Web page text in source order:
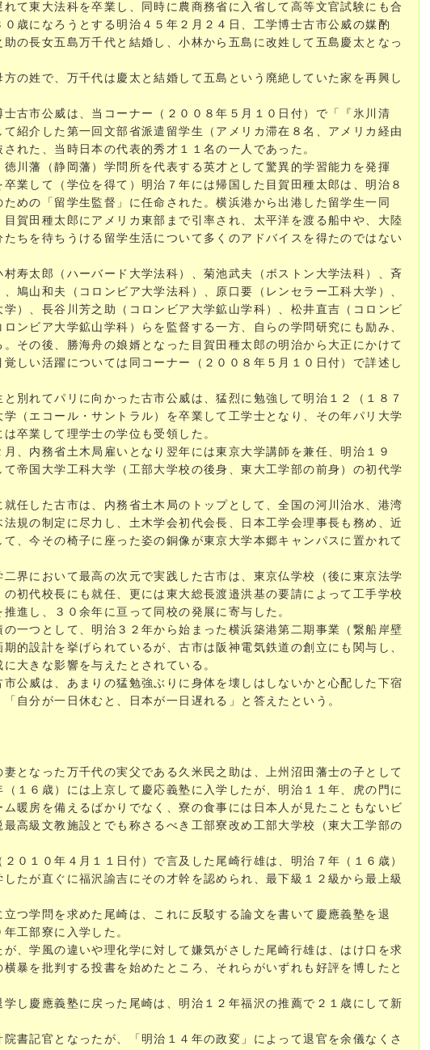
て東大法科を卒業し、同時に農商務省に入省して高等文官試験にも合
歳になろうとする明治４５年２月２４日、工学博士古市公威の媒酌
の長女五島万千代と結婚し、小林から五島に改姓して五島慶太となっ
の姓で、万千代は慶太と結婚して五島という廃絶していた家を再興し
古市公威は、当コーナー（２００８年５月１０日付）で「『氷川清
紹介した第一回文部省派遣留学生（アメリカ滞在８名、アメリカ経由
れた、当時日本の代表的秀才１１名の一人であった。
川藩（静岡藩）学問所を代表する英才として驚異的学習能力を発揮
業して（学位を得て）明治７年には帰国した目賀田種太郎は、明治８
めの「留学生監督」に任命された。横浜港から出港した留学生一同
賀田種太郎にアメリカ東部まで引率され、太平洋を渡る船中や、大陸
ちを待ちうける留学生活について多くのアドバイスを得たのではない
寿太郎（ハーバード大学法科）、菊池武夫（ボストン大学法科）、斉
鳩山和夫（コロンビア大学法科）、原口要（レンセラー工科大学）、
）、長谷川芳之助（コロンビア大学鉱山学科）、松井直吉（コロンビ
ンビア大学鉱山学科）らを監督する一方、自らの学問研究にも励み、
その後、勝海舟の娘婿となった目賀田種太郎の明治から大正にかけて
しい活躍については同コーナー（２００８年５月１０日付）で詳述し
別れてパリに向かった古市公威は、猛烈に勉強して明治１２（１８７
（エコール・サントラル）を卒業して工学士となり、その年パリ大学
卒業して理学士の学位も受領した。
、内務省土木局雇いとなり翌年には東京大学講師を兼任、明治１９
て帝国大学工科大学（工部大学校の後身、東大工学部の前身）の初代学
任した古市は、内務省土木局のトップとして、全国の河川治水、港湾
規の制定に尽力し、土木学会初代会長、日本工学会理事長も務め、近
、今その椅子に座った姿の銅像が東京大学本郷キャンパスに置かれて
界において最高の次元で実践した古市は、東京仏学校（後に東京法学
初代校長にも就任、更には東大総長渡邉洪基の要請によって工手学校
推進し、３０余年に亘って同校の発展に寄与した。
一つとして、明治３２年から始まった横浜築港第二期事業（繋船岸壁
的設計を挙げられているが、古市は阪神電気鉄道の創立にも関与し、
大きな影響を与えたとされている。
公威は、あまりの猛勉強ぶりに身体を壊しはしないかと心配した下宿
自分が一日休むと、日本が一日遅れる」と答えたという。
となった万千代の実父である久米民之助は、上州沼田藩士の子として
１６歳）には上京して慶応義塾に入学したが、明治１１年、虎の門に
暖房を備えるばかりでなく、寮の食事には日本人が見たこともないビ
高級文教施設とでも称さるべき工部寮改め工部大学校（東大工学部の
０１０年４月１１日付）で言及した尾崎行雄は、明治７年（１６歳）
たが直ぐに福沢諭吉にその才幹を認められ、最下級１２級から最上級
つ学問を求めた尾崎は、これに反駁する論文を書いて慶應義塾を退
工部寮に入学した。
、学風の違いや理化学に対して嫌気がさした尾崎行雄は、はけ口を求
暴を批判する投書を始めたところ、それらがいずれも好評を博したと
し慶應義塾に戻った尾崎は、明治１２年福沢の推薦で２１歳にして新
書記官となったが、「明治１４年の政変」によって退官を余儀なくさ